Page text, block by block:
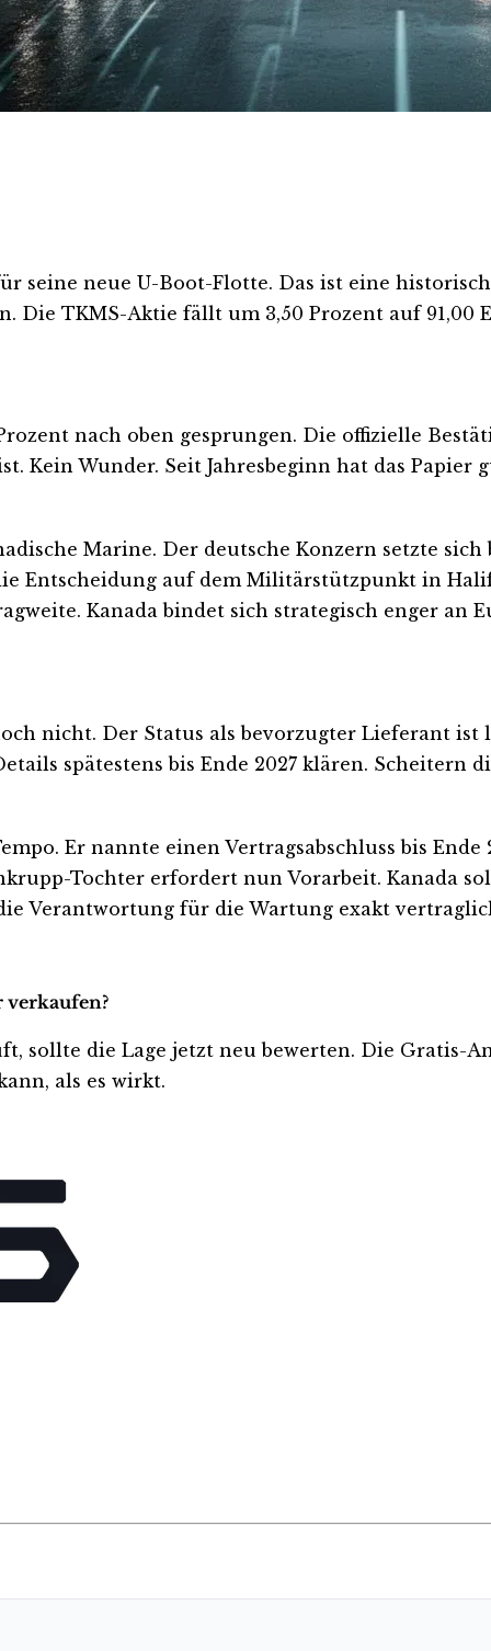
seine neue U-Boot-Flotte. Das ist eine
Die TKMS-Aktie fällt um 3,50 Prozent auf 91,00
nach oben gesprungen. Die offizielle
Kein Wunder. Seit Jahresbeginn hat das Papier
Marine. Der deutsche Konzern setzte
Entscheidung auf dem Militärstützpunkt in
Kanada bindet sich strategisch enger an
nicht. Der Status als bevorzugter Lieferant
spätestens bis Ende 2027 klären. Scheitern
Er nannte einen Vertragsabschluss bis
Tochter erfordert nun Vorarbeit. Kanada
Verantwortung für die Wartung exakt
verkaufen?
sollte die Lage jetzt neu bewerten. Die Gratis-
als es wirkt.